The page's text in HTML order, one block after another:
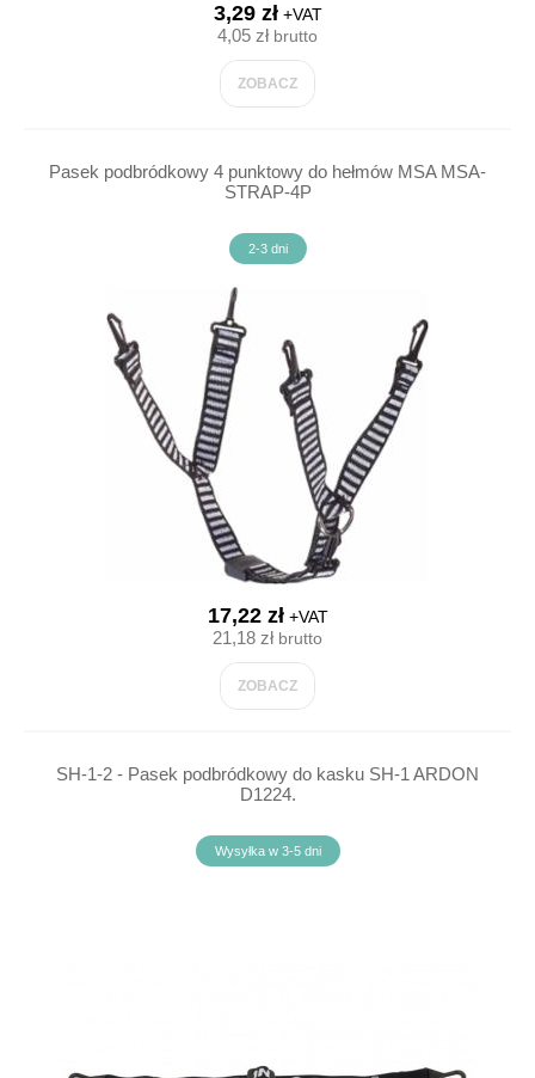
3,29 zł+VAT
4,05 złbrutto
ZOBACZ
Pasek podbródkowy 4 punktowy do hełmów MSA MSA-
STRAP-4P
2-3 dni
17,22 zł+VAT
21,18 złbrutto
ZOBACZ
SH-1-2 - Pasek podbródkowy do kasku SH-1 ARDON
D1224.
Wysyłka w 3-5 dni